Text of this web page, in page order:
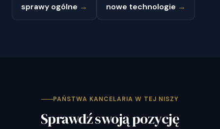
sprawy ogólne → nowe technologie →
PAŃSTWA KANCELARIA W TEJ NISZY
Sprawdź swoją pozycję